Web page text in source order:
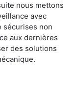
nous mettons
avec
sécurises non
aux dernières
des solutions